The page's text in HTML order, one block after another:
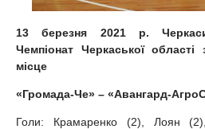
13 березня 2021 р.
Чемпіонат Черкаської
місце
«Громада-Че» – «Авангард-
Голи: Крамаренко (2), Лоян